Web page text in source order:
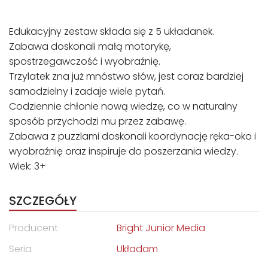
Edukacyjny zestaw składa się z 5 układanek.
Zabawa doskonali małą motorykę,
spostrzegawczość i wyobraźnię.
Trzylatek zna już mnóstwo słów, jest coraz bardziej
samodzielny i zadaje wiele pytań.
Codziennie chłonie nową wiedzę, co w naturalny
sposób przychodzi mu przez zabawę.
Zabawa z puzzlami doskonali koordynację ręka-oko i
wyobraźnię oraz inspiruje do poszerzania wiedzy.
Wiek: 3+
SZCZEGÓŁY
Producent
Bright Junior Media
Seria
Układam